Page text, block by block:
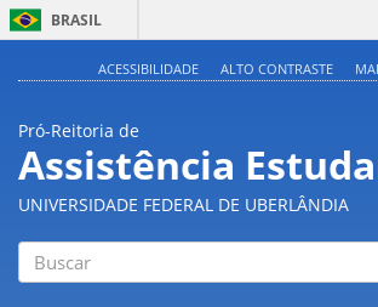
BRASIL
Acesso à
ACESSIBILIDADE ALTO CONTRASTE
Pró-Reitoria de
Assistência
UNIVERSIDADE FEDERAL DE UBERLÂNDIA